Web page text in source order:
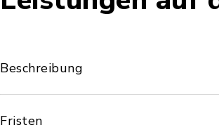
Beschreibung
Fristen